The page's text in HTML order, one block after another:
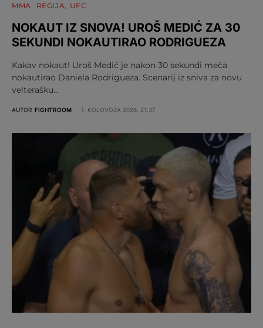
MMA REGIJA UFC
NOKAUT IZ SNOVA! UROŠ MEDIĆ ZA 30
SEKUNDI NOKAUTIRAO RODRIGUEZA
Kakav nokaut! Uroš Medić je nakon 30 sekundi meča
nokautirao Daniela Rodrigueza. Scenarij iz sniva za novu
velterašku…
AUTOR FIGHTROOM 1. KOLOVOZA 2026. 21:37